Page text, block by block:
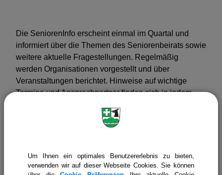
Die SeniorenInfo erscheint einmal im Quartal und
informiert über die Themen des Seniorenbeirats sowie
weitere aktuelle Fragestellungen. Regelmäßig
werden Organisationen vorgestellt und über
Veranstaltungen berichtet. Hinweise auf wichtige
Termine und Ansprechpartner finden sich in jedem
Alle bisher erschienenen SeniorenInfos stehen Online
Um Ihnen ein optimales Benutzererlebnis zu bieten,
verwenden wir auf dieser Webseite Cookies. Sie können